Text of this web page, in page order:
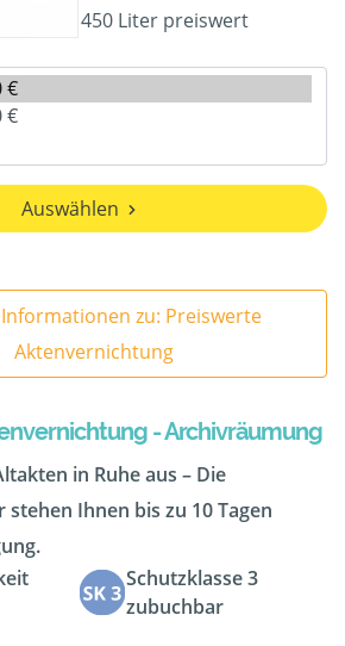
450 Liter preiswert
Auswählen
zu: Preiswerte
Aktenvernichtung
- Archivräumung
in Ruhe aus – Die
Ihnen bis zu 10 Tagen
Schutzklasse 3
zubuchbar